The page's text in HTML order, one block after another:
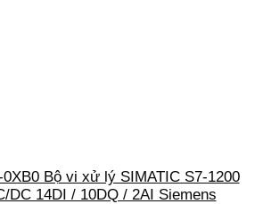
0XB0 Bộ vi xử lý SIMATIC S7-1200
DC 14DI / 10DQ / 2AI Siemens